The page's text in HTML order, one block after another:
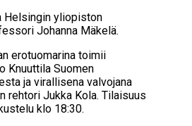
Helsingin yliopiston
Johanna Mäkelä.
erotuomarina toimii
Knuuttila Suomen
ja virallisena valvojana
rehtori Jukka Kola. Tilaisuus
klo 18:30.